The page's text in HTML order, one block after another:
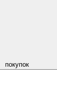
покупок